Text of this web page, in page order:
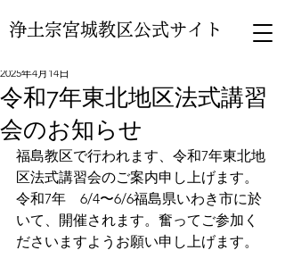
浄土宗宮城教区公式サイト
令和7年東北地区法式講習
会のお知らせ
2025年4月14日
福島教区で行われます、令和7年東北地
区法式講習会のご案内申し上げます。
令和7年　6/4〜6/6福島県いわき市に於
いて、開催されます。奮ってご参加く
ださいますようお願い申し上げます。